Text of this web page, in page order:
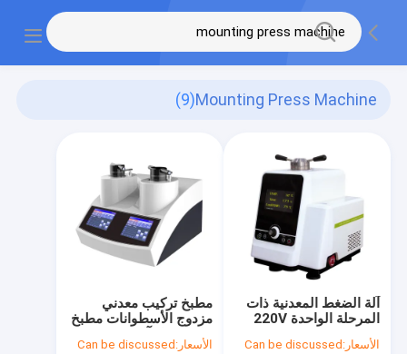
Mounting Press Machine
(9)
مطبخ تركيب معدني
مزدوج الأسطوانات مطبخ
تركيب حار آلي
الأسعار: Can be discussed
آلة الضغط المعدنية ذات
المرحلة الواحدة 220V
50HZ AMP2 Series
الأسعار: Can be discussed